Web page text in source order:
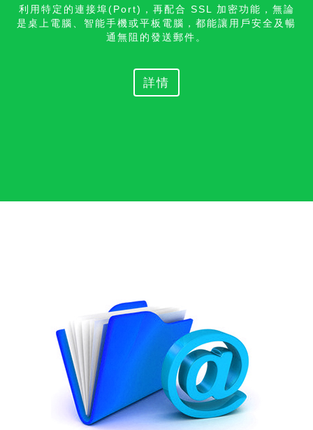
利用特定的連接埠(Port)，再配合 SSL 加密功能，無論
是桌上電腦、智能手機或平板電腦，都能讓用戶安全及暢
通無阻的發送郵件。
詳情